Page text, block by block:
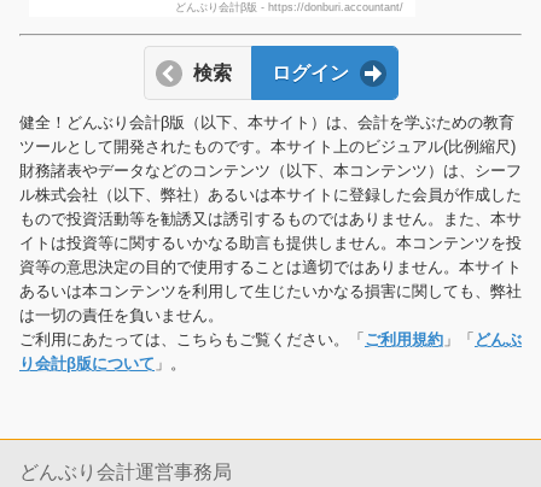
どんぶり会計β版 - https://donburi.accountant/
検索 ログイン
健全！どんぶり会計β版（以下、本サイト）は、会計を学ぶための教育
ツールとして開発されたものです。本サイト上のビジュアル(比例縮尺)
財務諸表やデータなどのコンテンツ（以下、本コンテンツ）は、シーフ
ル株式会社（以下、弊社）あるいは本サイトに登録した会員が作成した
もので投資活動等を勧誘又は誘引するものではありません。また、本サ
イトは投資等に関するいかなる助言も提供しません。本コンテンツを投
資等の意思決定の目的で使用することは適切ではありません。本サイト
あるいは本コンテンツを利用して生じたいかなる損害に関しても、弊社
は一切の責任を負いません。
ご利用にあたっては、こちらもご覧ください。「 ご利用規約 」「 どんぶ
り会計β版について 」。
どんぶり会計運営事務局